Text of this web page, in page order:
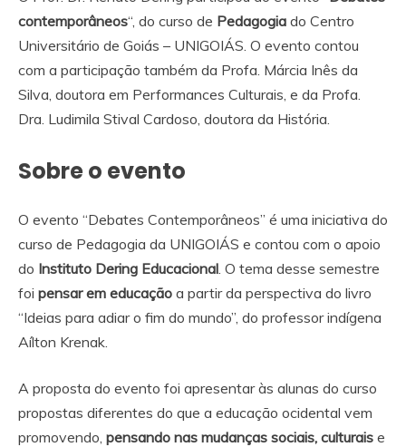
contemporâneos“, do curso de Pedagogia do Centro
Universitário de Goiás – UNIGOIÁS. O evento contou
com a participação também da Profa. Márcia Inês da
Silva, doutora em Performances Culturais, e da Profa.
Dra. Ludimila Stival Cardoso, doutora da História.
Sobre o evento
O evento “Debates Contemporâneos” é uma iniciativa do
curso de Pedagogia da UNIGOIÁS e contou com o apoio
do Instituto Dering Educacional . O tema desse semestre
foi pensar em educação a partir da perspectiva do livro
“Ideias para adiar o fim do mundo”, do professor indígena
Aílton Krenak.
A proposta do evento foi apresentar às alunas do curso
propostas diferentes do que a educação ocidental vem
promovendo, pensando nas mudanças sociais, culturais e